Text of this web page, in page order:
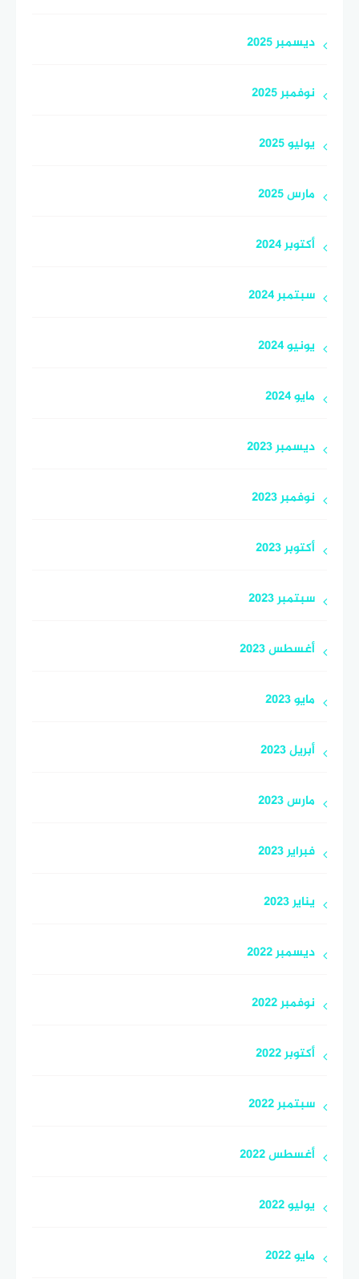
ديسمبر 2025
نوفمبر 2025
يوليو 2025
مارس 2025
أكتوبر 2024
سبتمبر 2024
يونيو 2024
مايو 2024
ديسمبر 2023
نوفمبر 2023
أكتوبر 2023
سبتمبر 2023
أغسطس 2023
مايو 2023
أبريل 2023
مارس 2023
فبراير 2023
يناير 2023
ديسمبر 2022
نوفمبر 2022
أكتوبر 2022
سبتمبر 2022
أغسطس 2022
يوليو 2022
مايو 2022